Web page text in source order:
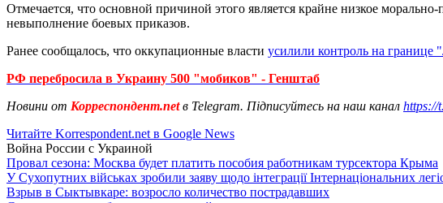
Отмечается, что основной причиной этого является крайне низкое
невыполнение боевых приказов.
Ранее сообщалось, что оккупационные власти усилили контроль на
РФ перебросила в Украину 500 "мобиков" - Генштаб
Новини от Корреспондент.netв Telegram. Підписуйтесь на наш канал https://
Читайте Korrespondent.net в Google News
Война России с Украиной
Провал сезона: Москва будет платить пособия работникам турсектора Крыма
У Сухопутних військах зробили заяву щодо інтеграції Інтернаціональних
Взрыв в Сыктывкаре: возросло количество пострадавших